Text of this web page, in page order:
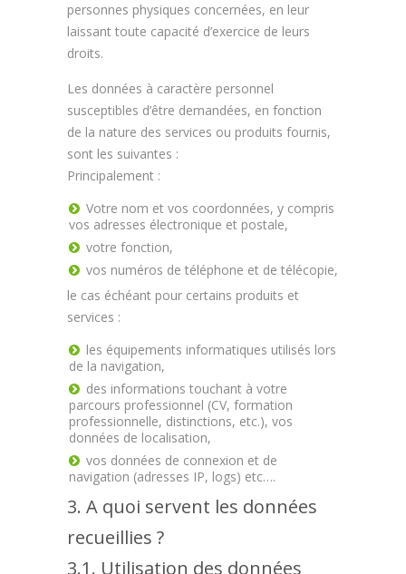
personnes physiques concernées, en leur
laissant toute capacité d’exercice de leurs
droits.
Les données à caractère personnel
susceptibles d’être demandées, en fonction
de la nature des services ou produits fournis,
sont les suivantes :
Principalement :
Votre nom et vos coordonnées, y compris
vos adresses électronique et postale,
votre fonction,
vos numéros de téléphone et de télécopie,
le cas échéant pour certains produits et
services :
les équipements informatiques utilisés lors
de la navigation,
des informations touchant à votre
parcours professionnel (CV, formation
professionnelle, distinctions, etc.), vos
données de localisation,
vos données de connexion et de
navigation (adresses IP, logs) etc….
3. A quoi servent les données
recueillies ?
3.1. Utilisation des données